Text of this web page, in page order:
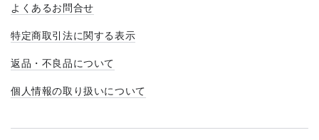
よくあるお問合せ
特定商取引法に関する表示
返品・不良品について
個人情報の取り扱いについて